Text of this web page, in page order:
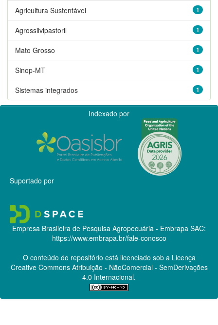
1
Agricultura Sustentável
1
Agrossilvipastoril
1
Mato Grosso
1
Sinop-MT
1
Sistemas integrados
Indexado por
Suportado por
Empresa Brasileira de Pesquisa Agropecuária - Embrapa SAC:
https://www.embrapa.br/fale-conosco
O conteúdo do repositório está licenciado sob a Licença
Creative CommonsAtribuição - NãoComercial - SemDerivações
4.0 Internacional.